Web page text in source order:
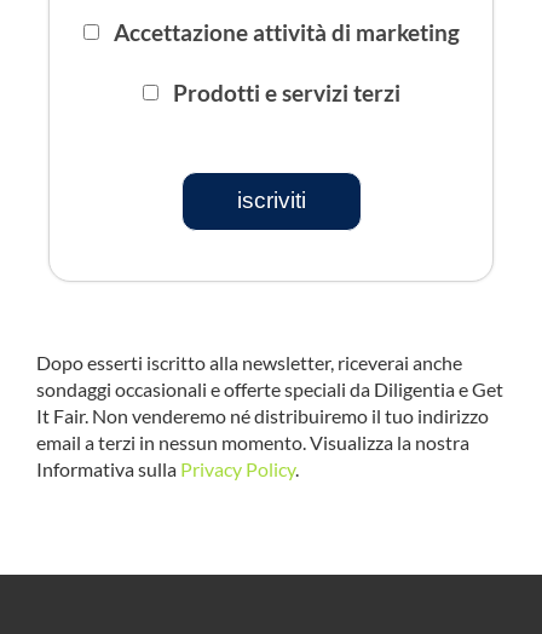
Accettazione attività di marketing
Prodotti e servizi terzi
iscriviti
Dopo esserti iscritto alla newsletter, riceverai anche
sondaggi occasionali e offerte speciali da Diligentia e Get
It Fair. Non venderemo né distribuiremo il tuo indirizzo
email a terzi in nessun momento. Visualizza la nostra
Informativa sulla Privacy Policy.